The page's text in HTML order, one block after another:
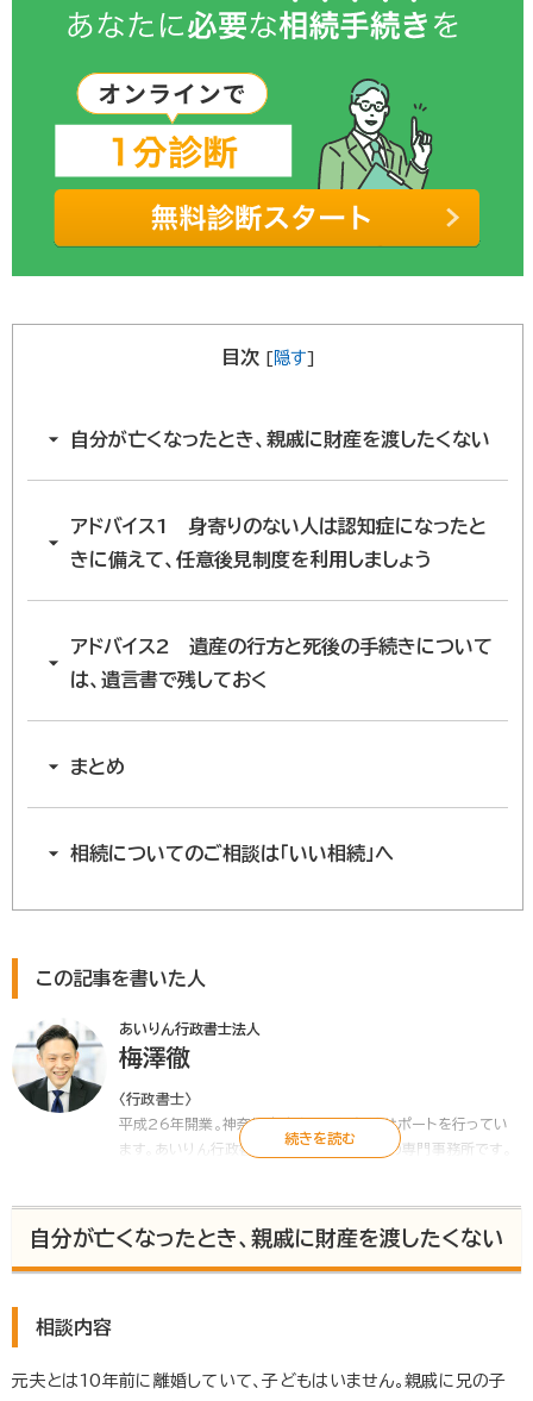
目次 [ 隠す]
自分が亡くなったとき、親戚に財産を渡したくない
アドバイス1 身寄りのない人は認知症になったと
きに備えて、任意後見制度を利用しましょう
アドバイス2 遺産の行方と死後の手続きについて
は、遺言書で残しておく
まとめ
相続についてのご相談は「いい相続」へ
この記事を書いた人
あいりん行政書士法人
梅澤徹
〈行政書士〉
平成26年開業。神奈川東京を中心に相続サポートを行ってい
ます。あいりん行政書士法人は、相続、遺言の専門事務所です。
▶あいりん行政書士法人
自分が亡くなったとき、親戚に財産を渡したくない
相談内容
元夫とは10年前に離婚していて、子どもはいません。親戚に兄の子